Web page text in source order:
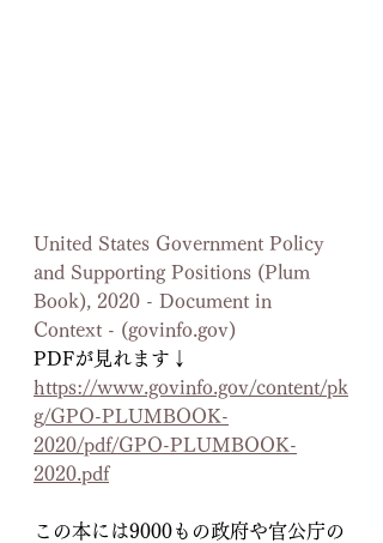
United States Government Policy
and Supporting Positions (Plum
Book), 2020 - Document in
Context - (govinfo.gov)
PDFが見れます↓
https://www.govinfo.gov/content/pk
g/GPO-PLUMBOOK-
2020/pdf/GPO-PLUMBOOK-
2020.pdf
この本には9000もの政府や官公庁の